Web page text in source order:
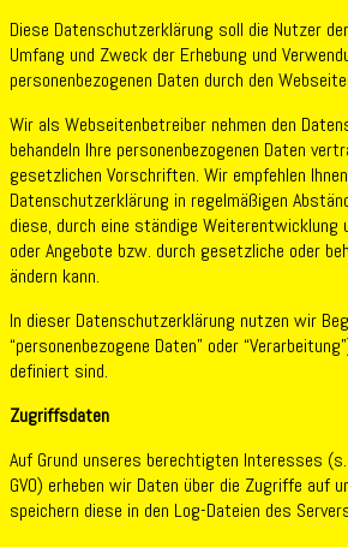
Diese Datenschutzerklärung soll die Nutzer
Umfang und Zweck der Erhebung und
personenbezogenen Daten durch den
Wir als Webseitenbetreiber nehmen den
behandeln Ihre personenbezogenen Daten
gesetzlichen Vorschriften. Wir empfehlen
Datenschutzerklärung in regelmäßigen
diese, durch eine ständige
oder Angebote bzw. durch gesetzliche oder
ändern kann.
In dieser Datenschutzerklärung nutzen wir
“personenbezogene Daten” oder
definiert sind.
Zugriffsdaten
Auf Grund unseres berechtigten Interesses
GVO) erheben wir Daten über die Zugriffe auf
speichern diese in den Log-Dateien des